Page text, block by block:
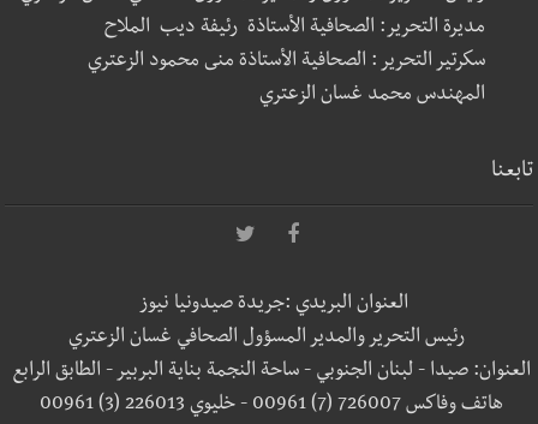
مديرة التحرير: الصحافية الأستاذة رئيفة ديب الملاح
سكرتير التحرير : الصحافية الأستاذة منى محمود الزعتري
المهندس محمد غسان الزعتري
تابعنا
العنوان البريدي :جريدة صيدونيا نيوز
رئيس التحرير والمدير المسؤول الصحافي غسان الزعتري
العنوان: صيدا - لبنان الجنوبي - ساحة النجمة بناية البربير - الطابق الرابع
هاتف وفاكس 726007 (7) 00961 - خليوي 226013 (3) 00961